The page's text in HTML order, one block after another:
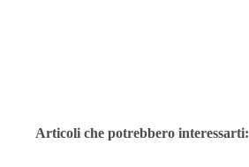
Articoli che potrebbero interessarti: